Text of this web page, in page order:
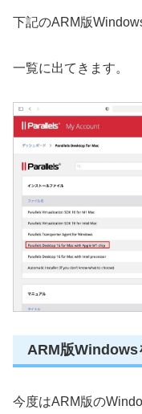
下記のARM版
一覧に出てきます。
ARM版Windows
今度はARM版の